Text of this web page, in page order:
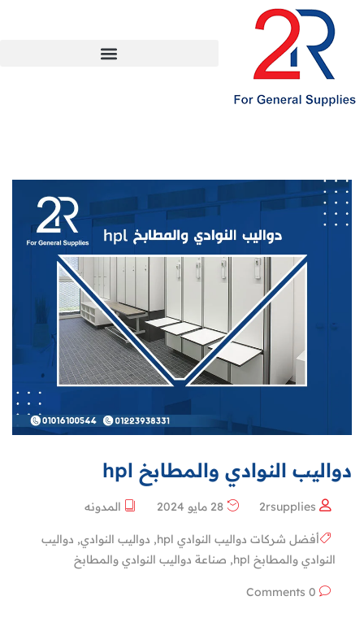
دواليب النوادي والمطابخ hpl
2rsupplies المدونه
أفضل شركات دواليب النوادي hpl , دواليب النوادي, دواليب
النوادي والمطابخ hpl
, صناعة دواليب النوادي والمطابخ